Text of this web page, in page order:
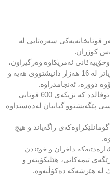
قوتابخانەیەكی سەرەتایی لە
ئەمریكاوە وەرگیراون،
هێرشەكە لە شارەدێی ئوڤالدە كە زیاتر لە 16 هەزار دانیشتووی هەیە و
هێرشەكە لە قوتابخانەی سەرەتایی ئوڤالدە كە نزیكەی 600 قوتابی
و سێ كەسی پێگەیشتوو گیانیان لەدەستداوە
راگەیاند و هیچ
داخران و خوێندن
تیمەكانی، هێلیكۆپتەر و
لە هێرشەكە دەكۆڵنەوە.